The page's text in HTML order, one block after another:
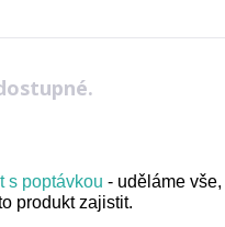
s poptávkou - uděláme vše,
produkt zajistit.